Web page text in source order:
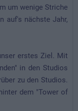
um wenige Striche
auf's nächste Jahr,
erstes Ziel. Mit
in den Studios
zu den Studios.
dem "Tower of